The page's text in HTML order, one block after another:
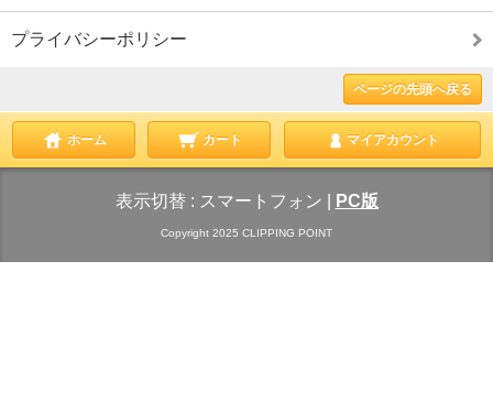
プライバシーポリシー
ページの先頭へ戻る
ホーム カート マイアカウント
表示切替 : スマートフォン PC版
Copyright 2025 CLIPPING POINT